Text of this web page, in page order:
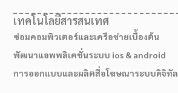
เทคโนโลยีสารสนเทศ
ซ่อมคอมพิวเตอร์และเครือข่ายเบื้องต้น
พัฒนาแอพพลิเคชั่นระบบ ios & android
การออกแบบและผลิตสื่อโฆษณาระบบดิจิทัล